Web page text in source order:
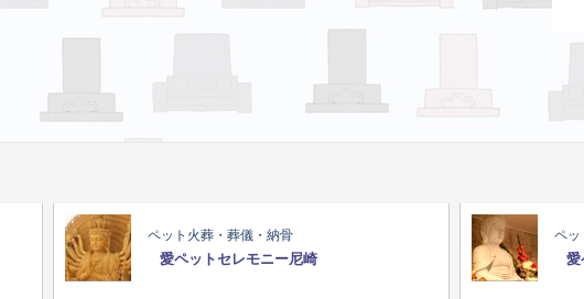
ペット火葬・葬儀・納骨
愛ペットセレモニー尼崎
ペッ
愛